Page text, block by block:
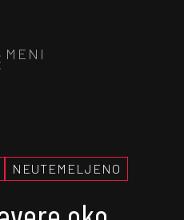
MENI
NEUTEMELJENO